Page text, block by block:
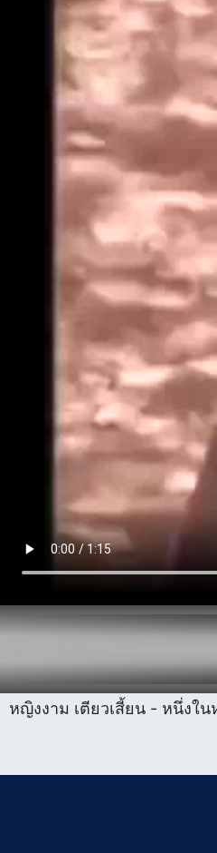
หญิงงาม เตียวเสี้ยน - หนึ่งใ